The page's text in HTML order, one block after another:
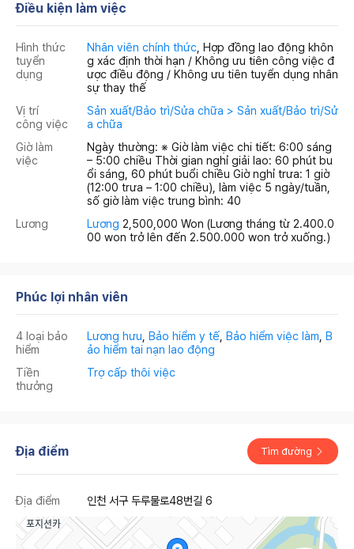
Điều kiện làm việc
Hình thức
tuyển
dụng
Nhân viên chính thức , Hợp đồng lao động khôn
g xác định thời hạn / Không ưu tiên công việc đ
ược điều động / Không ưu tiên tuyển dụng nhân
sự thay thế
Vị trí
công việc
Sản xuất/Bảo trì/Sửa chữa > Sản xuất/Bảo trì/Sử
a chữa
Giờ làm
việc
Ngày thường: ※ Giờ làm việc chi tiết: 6:00 sáng
– 5:00 chiều Thời gian nghỉ giải lao: 60 phút bu
ổi sáng, 60 phút buổi chiều Giờ nghỉ trưa: 1 giờ
(12:00 trưa – 1:00 chiều), làm việc 5 ngày/tuần,
số giờ làm việc trung bình: 40
Lương
Lương 2,500,000 Won (Lương tháng từ 2.400.0
00 won trở lên đến 2.500.000 won trở xuống.)
Phúc lợi nhân viên
4 loại bảo
hiểm
Lương hưu Bảo hiểm y tế Bảo hiểm việc làm B
ảo hiểm tai nạn lao động
Tiền
thưởng
Trợ cấp thôi việc
Địa điểm Tìm đường
Địa điểm 인천 서구 두루물로48번길 6